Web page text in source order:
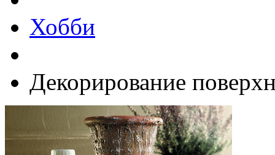
Хобби
Декорирование